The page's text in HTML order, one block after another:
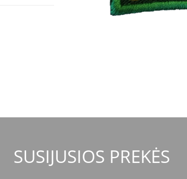
SUSIJUSIOS PREKĖS